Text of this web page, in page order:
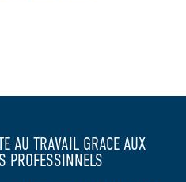
AU TRAVAIL GRACE AUX
PROFESSINNELS